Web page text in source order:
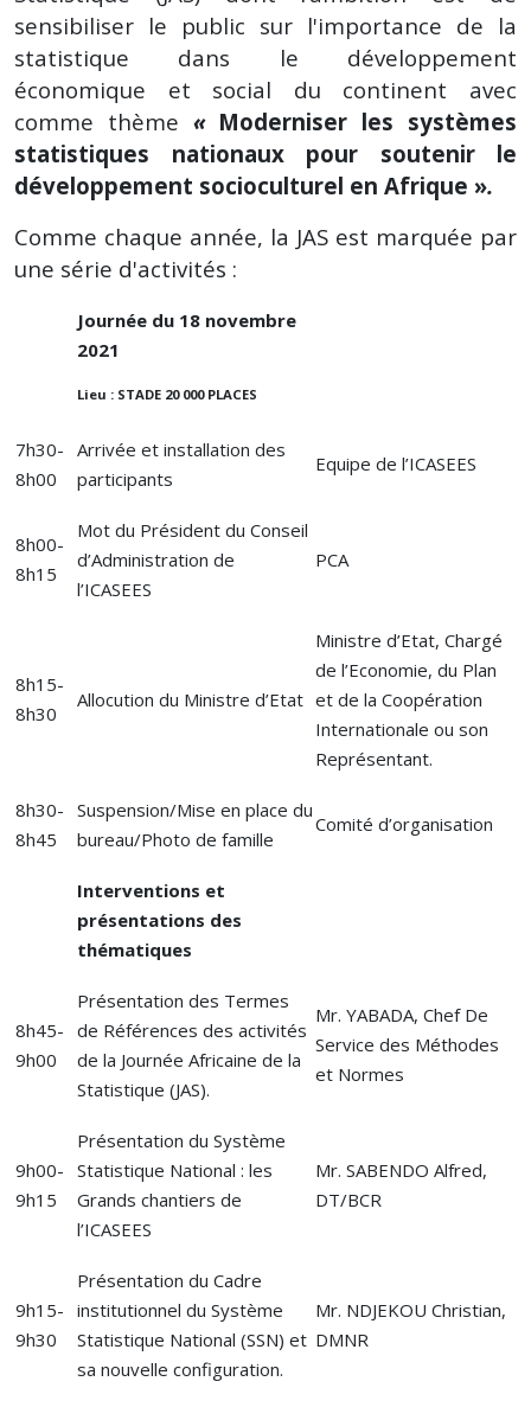
sensibiliser le public sur l'importance de la
statistique dans le développement
économique et social du continent avec
comme thème « Moderniser les systèmes
statistiques nationaux pour soutenir le
développement socioculturel en Afrique ».
Comme chaque année, la JAS est marquée par
une série d'activités :
Journée du 18 novembre
2021
Lieu : STADE 20 000 PLACES
7h30-
8h00
Arrivée et installation des
participants
Equipe de l’ICASEES
8h00-
8h15
Mot du Président du Conseil
d’Administration de
l’ICASEES
PCA
8h15-
8h30
Allocution du Ministre d’Etat
Ministre d’Etat, Chargé
de l’Economie, du Plan
et de la Coopération
Internationale ou son
Représentant.
8h30-
8h45
Suspension/Mise en place du
bureau/Photo de famille
Comité d’organisation
Interventions et
présentations des
thématiques
8h45-
9h00
Présentation des Termes
de Références des activités
de la Journée Africaine de la
Statistique (JAS).
Mr. YABADA, Chef De
Service des Méthodes
et Normes
9h00-
9h15
Présentation du Système
Statistique National : les
Grands chantiers de
l’ICASEES
Mr. SABENDO Alfred,
DT/BCR
9h15-
9h30
Présentation du Cadre
institutionnel du Système
Statistique National (SSN) et
sa nouvelle configuration.
Mr. NDJEKOU Christian,
DMNR